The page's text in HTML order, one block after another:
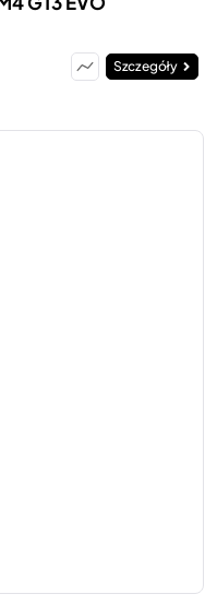
Szczegóły